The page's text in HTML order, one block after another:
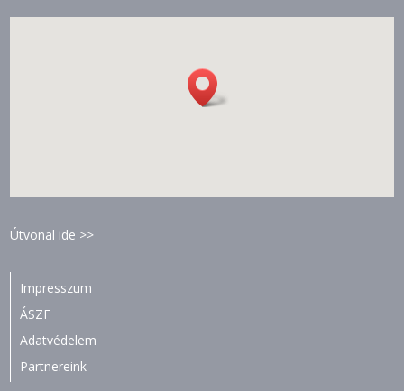
Útvonal ide >>
Impresszum
ÁSZF
Adatvédelem
Partnereink